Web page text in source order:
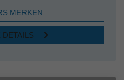
MERKEN